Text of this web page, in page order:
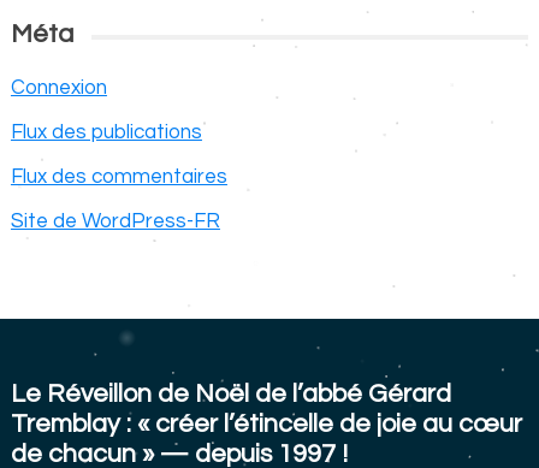
Méta
Connexion
Flux des publications
Flux des commentaires
Site de WordPress-FR
Le Réveillon de Noël de l’abbé Gérard
Tremblay : « créer l’étincelle de joie au cœur
de chacun » — depuis 1997 !